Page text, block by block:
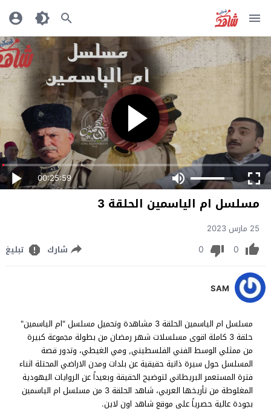
00:25:59
مسلسل ام الياسمين الحلقة 3
25 مارس 2023
0
0 شارك تبليغ
SAM
مسلسل ام الياسمين الحلقة 3 مشاهدة وتحميل مسلسل "ام الياسمين"
حلقة 3 كاملة اقوى مسلسلات شهر رمضان من بطولة مجموعة كبيرة
من ممثلي الوسط الفني الفلسطيني, ومي الغيطي، وتدور قصة
المسلسل حول سيرة ذاتية حقيقية عن بلدات ومدن الاراضي المحتلة اثناء
فترة المستعمر البريطاني لتوضيح الحقيقة وبعيداً عن الروايات اليهودية
المغلوطة من تأريخها العربي، شاهد الحلقة 3 من مسلسل ام الياسمين
بجودة عالية حصرياً على موقع شاهد اون لاين.